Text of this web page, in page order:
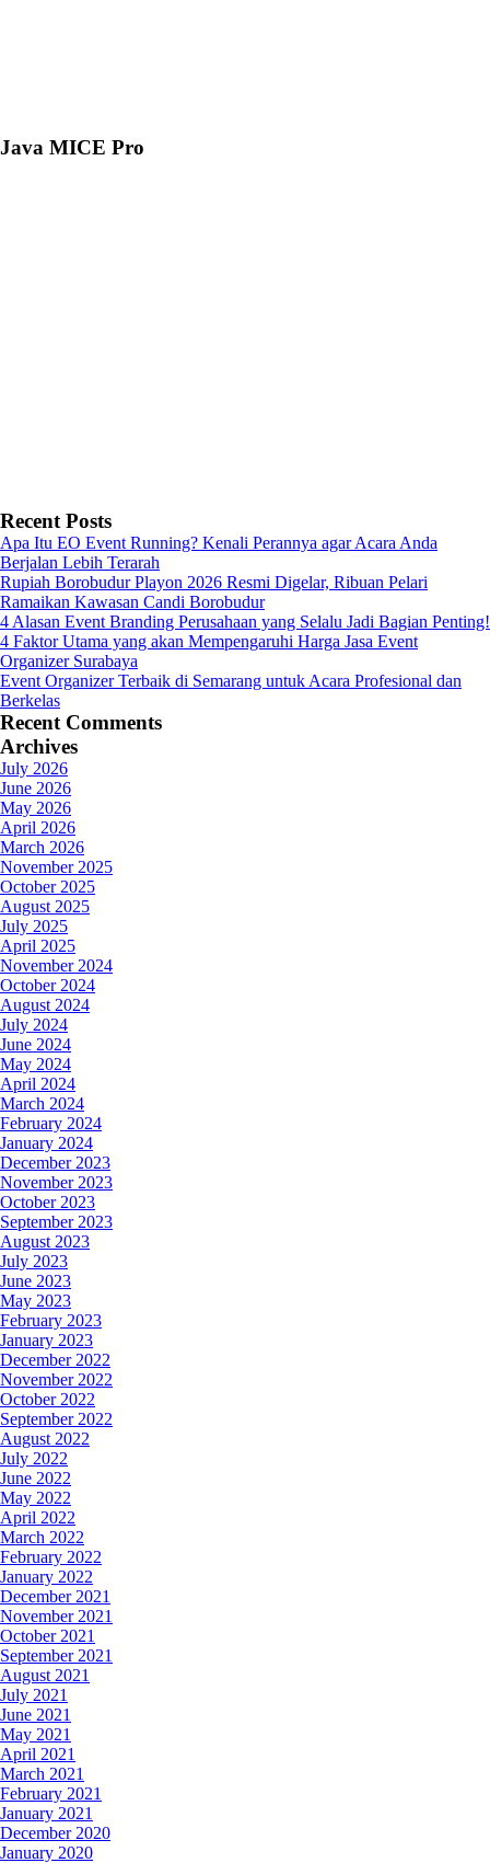
Java MICE Pro
Recent Posts
Apa Itu EO Event Running? Kenali Perannya agar Acara Anda
Berjalan Lebih Terarah
Rupiah Borobudur Playon 2026 Resmi Digelar, Ribuan Pelari
Ramaikan Kawasan Candi Borobudur
4 Alasan Event Branding Perusahaan yang Selalu Jadi Bagian Penting!
4 Faktor Utama yang akan Mempengaruhi Harga Jasa Event
Organizer Surabaya
Event Organizer Terbaik di Semarang untuk Acara Profesional dan
Berkelas
Recent Comments
Archives
July 2026
June 2026
May 2026
April 2026
March 2026
November 2025
October 2025
August 2025
July 2025
April 2025
November 2024
October 2024
August 2024
July 2024
June 2024
May 2024
April 2024
March 2024
February 2024
January 2024
December 2023
November 2023
October 2023
September 2023
August 2023
July 2023
June 2023
May 2023
February 2023
January 2023
December 2022
November 2022
October 2022
September 2022
August 2022
July 2022
June 2022
May 2022
April 2022
March 2022
February 2022
January 2022
December 2021
November 2021
October 2021
September 2021
August 2021
July 2021
June 2021
May 2021
April 2021
March 2021
February 2021
January 2021
December 2020
January 2020